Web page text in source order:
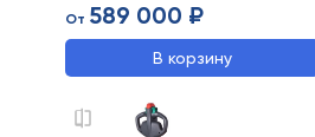
От 589 000 ₽
В корзину